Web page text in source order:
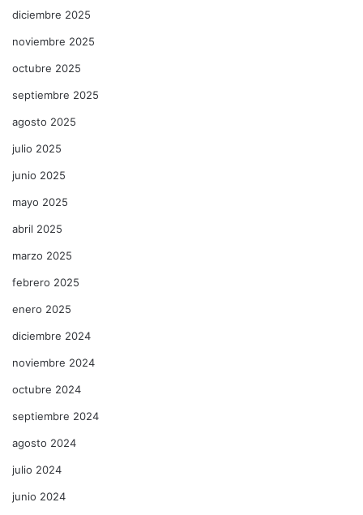
diciembre 2025
noviembre 2025
octubre 2025
septiembre 2025
agosto 2025
julio 2025
junio 2025
mayo 2025
abril 2025
marzo 2025
febrero 2025
enero 2025
diciembre 2024
noviembre 2024
octubre 2024
septiembre 2024
agosto 2024
julio 2024
junio 2024